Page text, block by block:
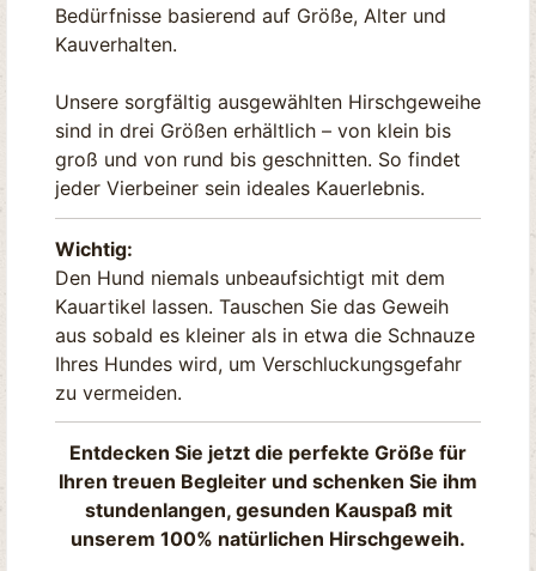
Bedürfnisse basierend auf Größe, Alter und
Kauverhalten.
Unsere sorgfältig ausgewählten Hirschgeweihe
sind in drei Größen erhältlich – von klein bis
groß und von rund bis geschnitten. So findet
jeder Vierbeiner sein ideales Kauerlebnis.
Wichtig:
Den Hund niemals unbeaufsichtigt mit dem
Kauartikel lassen. Tauschen Sie das Geweih
aus sobald es kleiner als in etwa die Schnauze
Ihres Hundes wird, um Verschluckungsgefahr
zu vermeiden.
Entdecken Sie jetzt die perfekte Größe für
Ihren treuen Begleiter und schenken Sie ihm
stundenlangen, gesunden Kauspaß mit
unserem 100% natürlichen Hirschgeweih.